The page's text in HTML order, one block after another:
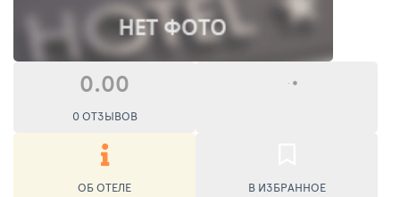
0.00
0 ОТЗЫВОВ
ОБ ОТЕЛЕ В ИЗБРАННОЕ